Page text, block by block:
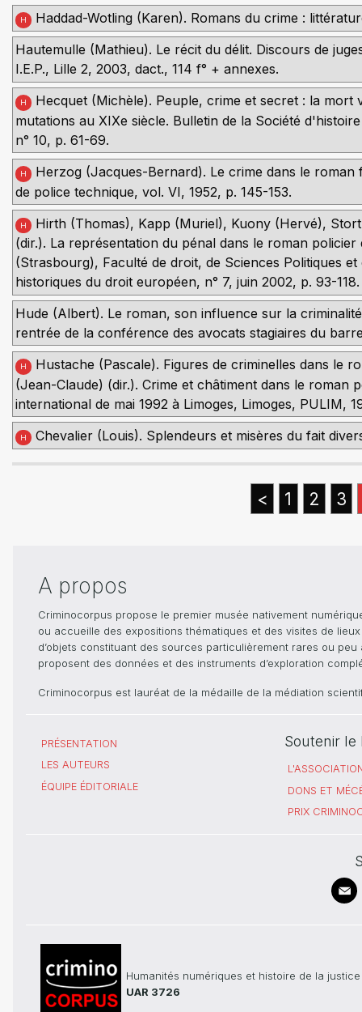
H
Haddad-Wotling (Karen). Romans du crime :
Hautemulle (Mathieu). Le récit du délit. Discours de
I.E.P., Lille 2, 2003, dact., 114 f° + annexes.
H
Hecquet (Michèle). Peuple, crime et secret : la mort
mutations au XIXe siècle. Bulletin de la Société
n° 10, p. 61-69.
H
Herzog (Jacques-Bernard). Le crime dans le
de police technique, vol. VI, 1952, p. 145-153.
H
Hirth (Thomas), Kapp (Muriel), Kuony (Hervé),
(dir.). La représentation du pénal dans le roman
(Strasbourg), Faculté de droit, de Sciences Politiques
historiques du droit européen, n° 7, juin 2002, p. 93-118.
Hude (Albert). Le roman, son influence sur la
rentrée de la conférence des avocats stagiaires du
H
Hustache (Pascale). Figures de criminelles dans le
(Jean-Claude) (dir.). Crime et châtiment dans le roman
international de mai 1992 à Limoges, Limoges, PULIM,
H Chevalier (Louis). Splendeurs et misères du fait
< 1 2 3
A propos
Criminocorpus propose le premier musée nativement
ou accueille des expositions thématiques et des visites de
d’objets constituant des sources particulièrement rares ou
proposent des données et des instruments d’exploration
Criminocorpus est lauréat de la médaille de la médiation
PRÉSENTATION
LES AUTEURS
ÉQUIPE ÉDITORIALE
Soutenir le
DONS ET
PRIX
Humanités numériques et histoire de la justice
UAR 3726